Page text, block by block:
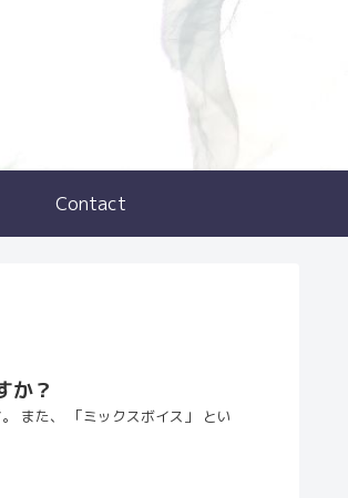
Contact
か？
また、 「ミックスボイス」 とい